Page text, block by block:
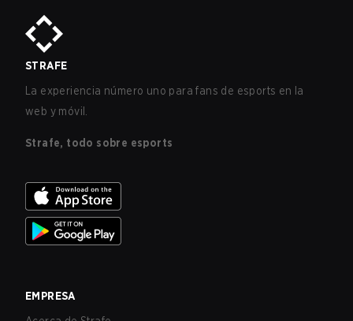
STRAFE
La experiencia número uno para fans de esports en la
web y móvil.
Strafe, todo sobre esports
EMPRESA